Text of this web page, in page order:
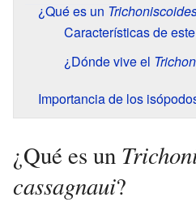
¿Qué es un
Características de
¿Dónde vive el
Importancia de los
¿Qué es un
cassagnaui?